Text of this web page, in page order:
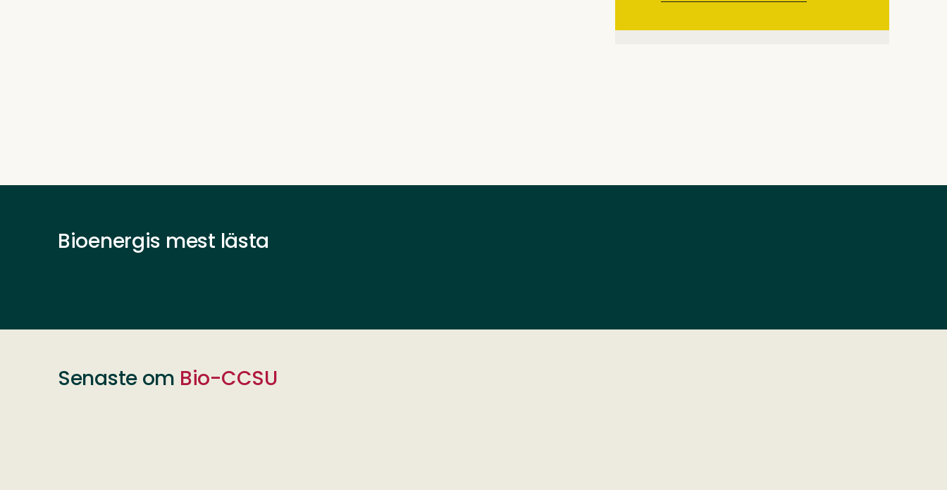
Bioenergis mest lästa
Senaste om Bio-CCSU